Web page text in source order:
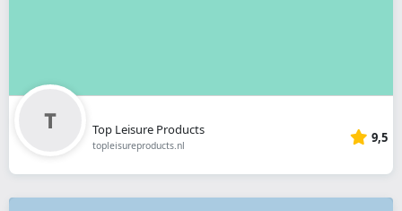
Top Leisure Products
topleisureproducts.nl 9,5